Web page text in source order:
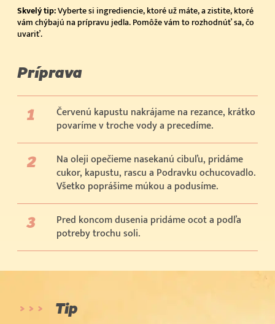
Skvelý tip:Vyberte si ingrediencie, ktoré už máte, a zistite, ktoré
vám chýbajú na prípravu jedla. Pomôže vám to rozhodnúť sa, čo
uvariť.
Príprava
Červenú kapustu nakrájame na rezance, krátko
povaríme v troche vody a precedíme.
Na oleji opečieme nasekanú cibuľu, pridáme
cukor, kapustu, rascu a Podravku ochucovadlo.
Všetko poprášime múkou a podusíme.
Pred koncom dusenia pridáme ocot a podľa
potreby trochu soli.
Tip